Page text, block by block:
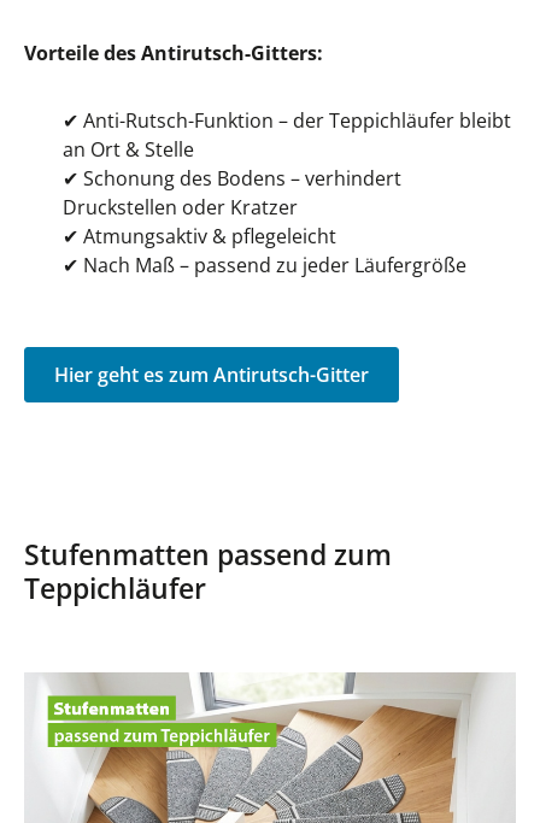
Vorteile des Antirutsch-Gitters:
✔ Anti-Rutsch-Funktion – der Teppichläufer bleibt
an Ort & Stelle
✔ Schonung des Bodens – verhindert
Druckstellen oder Kratzer
✔ Atmungsaktiv & pflegeleicht
✔ Nach Maß – passend zu jeder Läufergröße
Hier geht es zum Antirutsch-Gitter
Stufenmatten passend zum
Teppichläufer